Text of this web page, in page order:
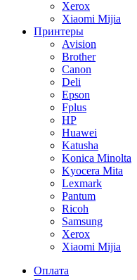
Xerox
Xiaomi Mijia
Принтеры
Avision
Brother
Canon
Deli
Epson
Fplus
HP
Huawei
Katusha
Konica Minolta
Kyocera Mita
Lexmark
Pantum
Ricoh
Samsung
Xerox
Xiaomi Mijia
Оплата